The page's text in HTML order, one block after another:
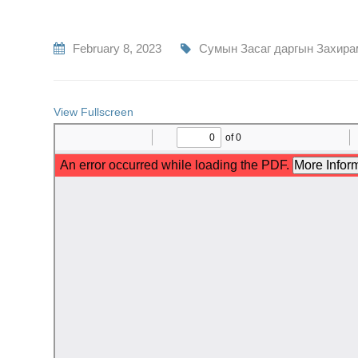
February 8, 2023 Сумын Засаг даргын
View Fullscreen